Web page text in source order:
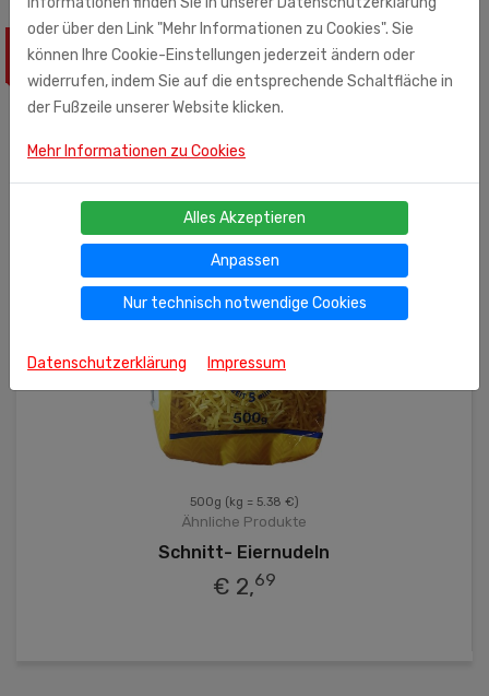
ÄHNLICHE PRODUKTE
500g (kg = 5.38 €)
Ähnliche Produkte
Schnitt- Eiernudeln
€ 2,69
oder über den Link "Mehr Informationen zu Cookies". Sie
können Ihre Cookie-Einstellungen jederzeit ändern oder
widerrufen, indem Sie auf die entsprechende Schaltfläche in
der Fußzeile unserer Website klicken.
Mehr Informationen zu Cookies
Alles Akzeptieren
Anpassen
Nur technisch notwendige Cookies
Datenschutzerklärung Impressum